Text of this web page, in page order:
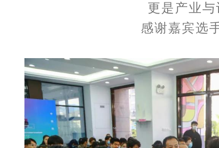
更是产业
感谢嘉宾选